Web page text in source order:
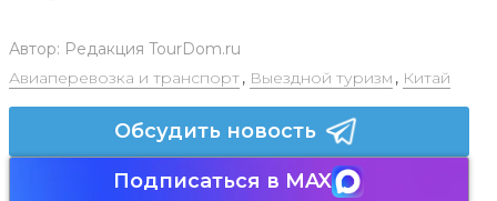
Автор: Редакция TourDom.ru
Авиаперевозка и транспорт, Выездной туризм , Китай
Обсудить новость
Подписаться в MAX